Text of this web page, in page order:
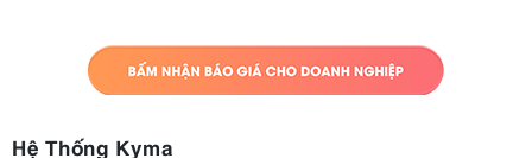
Hệ Thống Kyma